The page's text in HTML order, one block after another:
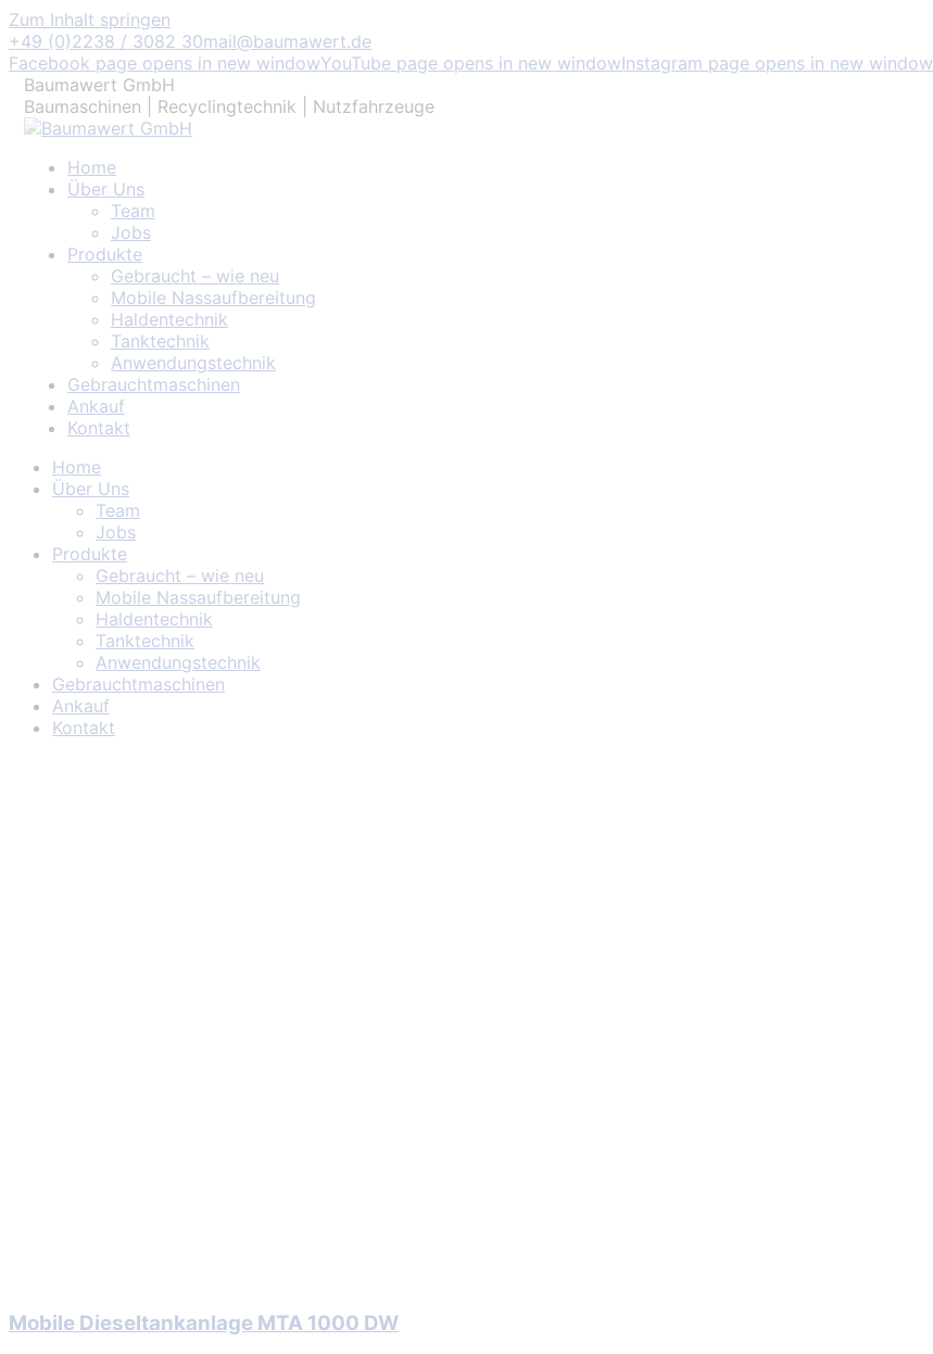
Zum Inhalt springen
+49 (0)2238 / 3082 30mail@baumawert.de
Facebook page opens in new windowYouTube page opens in new windowInstagram page opens in new window
Baumawert GmbH
Baumaschinen | Recyclingtechnik | Nutzfahrzeuge
Home
Über Uns
Team
Jobs
Produkte
Gebraucht – wie neu
Mobile Nassaufbereitung
Haldentechnik
Tanktechnik
Anwendungstechnik
Gebrauchtmaschinen
Ankauf
Kontakt
Home
Über Uns
Team
Jobs
Produkte
Gebraucht – wie neu
Mobile Nassaufbereitung
Haldentechnik
Tanktechnik
Anwendungstechnik
Gebrauchtmaschinen
Ankauf
Kontakt
Mobile Dieseltankanlage MTA 1000 DW